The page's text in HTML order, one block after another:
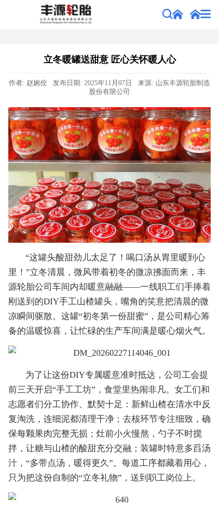
立冬暖罐送甜意 匠心关怀暖人心
作者: 赵婉佼 发布日期: 2025年11月07日 来源: 山东丰源轮胎制造
股份有限公司
“这罐头酸甜劲儿太足了！喝口汤从胃里暖到心
里！”立冬清晨，微风带着初冬的微凉拂面而来，丰
源轮胎公司车间内却暖意融融——一线职工们手捧着
刚送到的DIY手工山楂罐头，嘴角的笑意把清晨的微
凉瞬间驱散。这罐“初冬第一份甜蜜”，是公司精心筹
备的温暖惊喜，让忙碌的生产车间满是暖心烟火气。
为了让这份DIY专属暖意准时抵达，公司工会提
前三天开启“手工工坊”，食堂里热闹非凡。女工们和
志愿者们分工协作、默契十足：新鲜山楂在清水中反
复淘洗，连细泥都清理干净；去核环节专注细致，确
保每颗果肉完整无损；灶前小火慢熬，勺子不时搅
拌，让糖与山楂的酸甜充分交融；装罐时特意多舀汤
汁，“多带点汤，暖得更久”。每道工序都藏着用心，
只为把这份自制的“立冬礼物”，送到职工岗位上。